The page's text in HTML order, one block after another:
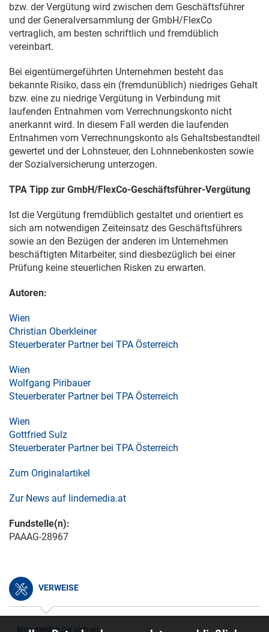
bzw. der Vergütung wird zwischen dem Geschäftsführer
und der Generalversammlung der GmbH/FlexCo
vertraglich, am besten schriftlich und fremdüblich
vereinbart.
Bei eigentümergeführten Unternehmen besteht das
bekannte Risiko, dass ein (fremdunüblich) niedriges Gehalt
bzw. eine zu niedrige Vergütung in Verbindung mit
laufenden Entnahmen vom Verrechnungskonto nicht
anerkannt wird. In diesem Fall werden die laufenden
Entnahmen vom Verrechnungskonto als Gehaltsbestandteil
gewertet und der Lohnsteuer, den Lohnnebenkosten sowie
der Sozialversicherung unterzogen.
TPA Tipp zur GmbH/FlexCo-Geschäftsführer-Vergütung
Ist die Vergütung fremdüblich gestaltet und orientiert es
sich am notwendigen Zeiteinsatz des Geschäftsführers
sowie an den Bezügen der anderen im Unternehmen
beschäftigten Mitarbeiter, sind diesbezüglich bei einer
Prüfung keine steuerlichen Risken zu erwarten.
Autoren:
Wien
Christian Oberkleiner
Steuerberater Partner bei TPA Österreich
Wien
Wolfgang Piribauer
Steuerberater Partner bei TPA Österreich
Wien
Gottfried Sulz
Steuerberater Partner bei TPA Österreich
Zum Originalartikel
Zur News auf lindemedia.at
Fundstelle(n):
PAAAG-28967
VERWEISE
Bitte melden Sie sich an.